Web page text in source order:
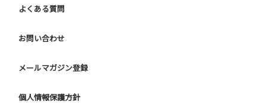
【ドギーキャンプサイトご利用に際してのご案内ならびに注
ご利用にあたり、愛犬の予防接種証明書を確認しています。
① 狂犬病予防注射接種証明書
よくある質問
お問い合わせ
メールマガジン登録
個人情報保護方針